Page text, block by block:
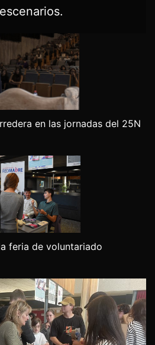
en las jornadas del 25N
feria de voluntariado